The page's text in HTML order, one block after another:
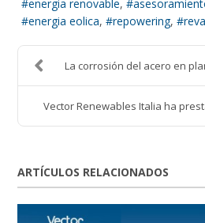
energia renovable
energia eolica
repowering
La corrosión del acero en
Vector Renewables Italia ha
ARTÍCULOS RELACIONADOS